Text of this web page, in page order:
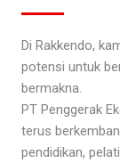
Di Rakkendo,
potensi untuk
bermakna.
PT Penggerak
terus
pendidikan,